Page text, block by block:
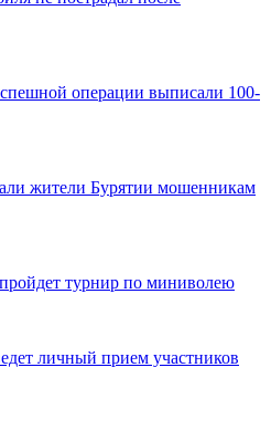
операции выписали 100-
жители Бурятии мошенникам
турнир по миниволею
личный прием участников